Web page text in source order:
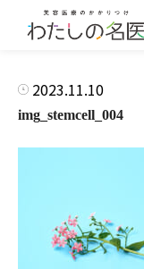
2023.11.10
img_stemcell_004